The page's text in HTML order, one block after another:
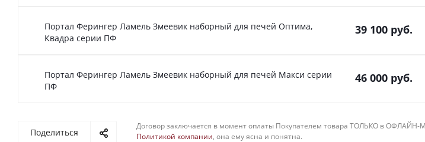
Портал Ферингер Ламель Змеевик наборный для печей Оптима,
Квадра серии ПФ
39 100 руб.
Портал Ферингер Ламель Змеевик наборный для печей Макси серии
ПФ
46 000 руб.
Поделиться
Договор заключается в момент оплаты Покупателем товара ТОЛЬКО в ОФЛАЙН-
Политикой компании, она ему ясна и понятна.